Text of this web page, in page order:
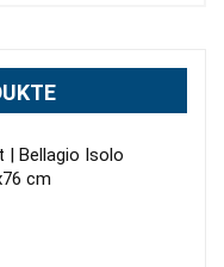
| Bellagio Isolo
cm